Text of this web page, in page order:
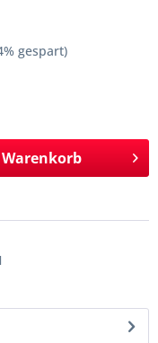
gespart)
Warenkorb